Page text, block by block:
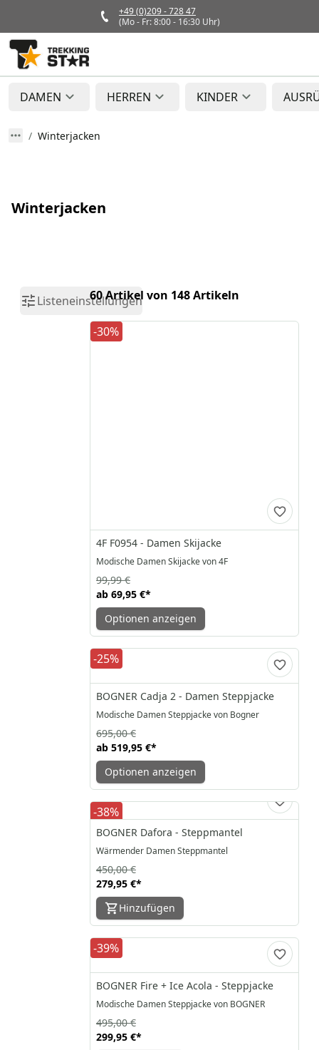
+49 (0)209 - 728 47
(Mo - Fr: 8:00 - 16:30 Uhr)
DAMEN HERREN KINDER
Winterjacken
Winterjacken
Listeneinstellungen60 Artikel von 148 Artikeln
-30%
4F F0954 - Damen Skijacke
Modische Damen Skijacke von 4F
ab 69,95 €*
99,99 €
Optionen anzeigen
-25%
BOGNER Cadja 2 - Damen Steppjacke
Modische Damen Steppjacke von Bogner
ab 519,95 €*
695,00 €
Optionen anzeigen
-38%
BOGNER Dafora - Steppmantel
Wärmender Damen Steppmantel
279,95 €*
450,00 €
Hinzufügen
-39%
BOGNER Fire + Ice Acola - Steppjacke
Modische Damen Steppjacke von BOGNER
299,95 €*
495,00 €